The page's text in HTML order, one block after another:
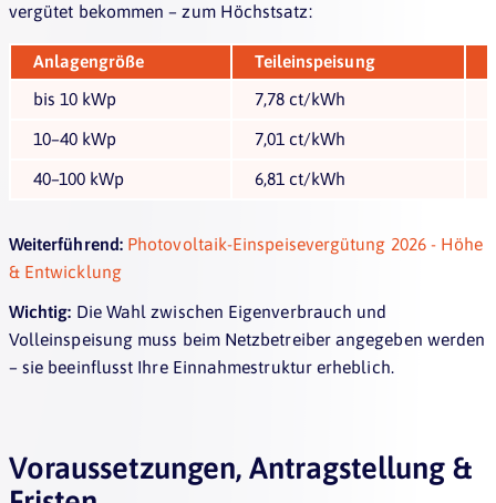
vergütet bekommen – zum Höchstsatz:
Anlagengröße Teileinspeisung
bis 10 kWp
7,78 ct/kWh
10–40 kWp
7,01 ct/kWh
40–100 kWp
6,81 ct/kWh
Weiterführend: Photovoltaik-Einspeisevergütung 2026 - Höhe
& Entwicklung
Wichtig: Die Wahl zwischen Eigenverbrauch und
Volleinspeisung muss beim Netzbetreiber angegeben werden
– sie beeinflusst Ihre Einnahmestruktur erheblich.
Voraussetzungen, Antragstellung &